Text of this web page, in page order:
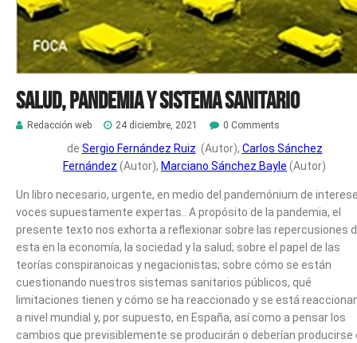
Salud, pandemia y sistema sanitario
Redacción web 24 diciembre, 2021 0 Comments
de Sergio Fernández Ruiz (Autor), Carlos Sánchez
Fernández (Autor), Marciano Sánchez Bayle (Autor)
Un libro necesario, urgente, en medio del pandemónium de
voces supuestamente expertas.. A propósito de la pandemia, el
presente texto nos exhorta a reflexionar sobre las repercusiones
esta en la economía, la sociedad y la salud; sobre el papel de las
teorías conspiranoicas y negacionistas; sobre cómo se están
cuestionando nuestros sistemas sanitarios públicos, qué
limitaciones tienen y cómo se ha reaccionado y se está
a nivel mundial y, por supuesto, en España, así como a pensar los
cambios que previsiblemente se producirán o deberían producirse